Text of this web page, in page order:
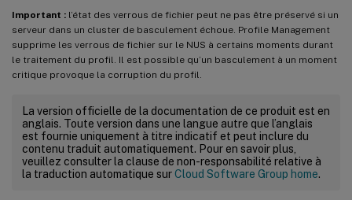
Important : l’état des verrous de fichier peut ne pas être préservé si un
serveur dans un cluster de basculement échoue. Profile Management
supprime les verrous de fichier sur le NUS à certains moments durant
le traitement du profil. Il est possible qu’un basculement à un moment
critique provoque la corruption du profil.
La version officielle de la documentation de ce produit est en
anglais. Toute version dans une langue autre que l’anglais
est fournie uniquement à titre indicatif et peut inclure du
contenu traduit automatiquement. Pour en savoir plus,
veuillez consulter la clause de non-responsabilité relative à
la traduction automatique surCloud Software Group home.